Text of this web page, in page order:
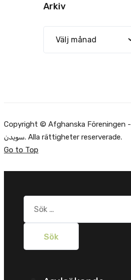
Arkiv
Copyright © Afghanska Föreningen - انجمن افغانها در
سویدن. Alla rättigheter reserverade.
Go to Top
Sök
efter: